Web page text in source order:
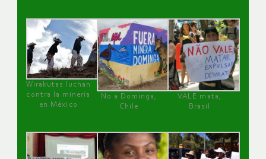
Wirakutas luchan
contra la minería
en México
No a Dominga,
Chile
VALE mata,
Brasil